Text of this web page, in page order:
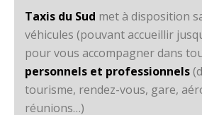
Taxis du Sud met à disposition
véhicules (pouvant accueillir
pour vous accompagner dans
personnels et professionnels
tourisme, rendez-vous, gare,
réunions…)